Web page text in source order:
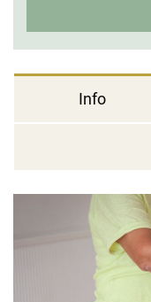
Info